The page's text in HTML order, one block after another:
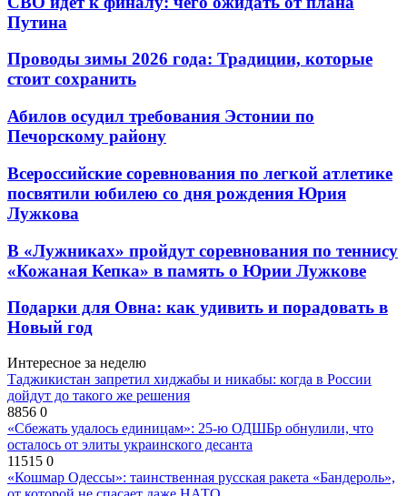
Путина
Проводы зимы 2026 года: Традиции, которые
стоит сохранить
Абилов осудил требования Эстонии по
Печорскому району
Всероссийские соревнования по легкой атлетике
посвятили юбилею со дня рождения Юрия
Лужкова
В «Лужниках» пройдут соревнования по теннису
«Кожаная Кепка» в память о Юрии Лужкове
Подарки для Овна: как удивить и порадовать в
Новый год
Интересное за неделю
Таджикистан запретил хиджабы и никабы: когда в России
дойдут до такого же решения
8856 0
«Сбежать удалось единицам»: 25-ю ОДШБр обнулили, что
осталось от элиты украинского десанта
11515 0
«Кошмар Одессы»: таинственная русская ракета «Бандероль»,